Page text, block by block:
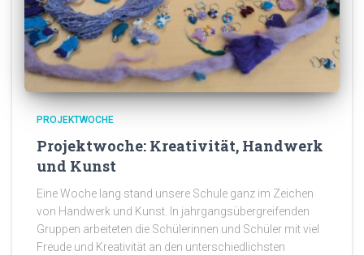
PROJEKTWOCHE
Projektwoche: Kreativität, Handwerk
und Kunst
Eine Woche lang stand unsere Schule ganz im Zeichen
von Handwerk und Kunst. In jahrgangsübergreifenden
Gruppen arbeiteten die Schülerinnen und Schüler mit viel
Freude und Kreativität an den unterschiedlichsten